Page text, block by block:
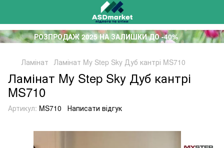
РОЗПРОДАЖ 2025 НА ЗАЛИШКИ ДО -40%
Ламінат Ламінат My Step Sky Дуб кантрі MS710
Ламінат My Step Sky Дуб кантрі
MS710
Артикул: MS710 Написати відгук